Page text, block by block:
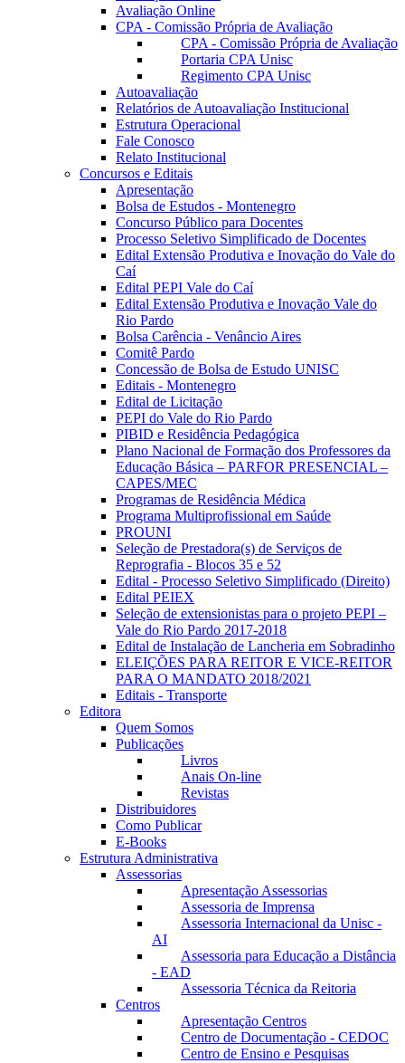
Avaliação Online
CPA - Comissão Própria de Avaliação
CPA - Comissão Própria de Avaliação
Portaria CPA Unisc
Regimento CPA Unisc
Autoavaliação
Relatórios de Autoavaliação Institucional
Estrutura Operacional
Fale Conosco
Relato Institucional
Concursos e Editais
Apresentação
Bolsa de Estudos - Montenegro
Concurso Público para Docentes
Processo Seletivo Simplificado de Docentes
Edital Extensão Produtiva e Inovação do Vale do
Caí
Edital PEPI Vale do Caí
Edital Extensão Produtiva e Inovação Vale do
Rio Pardo
Bolsa Carência - Venâncio Aires
Comitê Pardo
Concessão de Bolsa de Estudo UNISC
Editais - Montenegro
Edital de Licitação
PEPI do Vale do Rio Pardo
PIBID e Residência Pedagógica
Plano Nacional de Formação dos Professores da
Educação Básica – PARFOR PRESENCIAL –
CAPES/MEC
Programas de Residência Médica
Programa Multiprofissional em Saúde
PROUNI
Seleção de Prestadora(s) de Serviços de
Reprografia - Blocos 35 e 52
Edital - Processo Seletivo Simplificado (Direito)
Edital PEIEX
Seleção de extensionistas para o projeto PEPI –
Vale do Rio Pardo 2017-2018
Edital de Instalação de Lancheria em Sobradinho
ELEIÇÕES PARA REITOR E VICE-REITOR
PARA O MANDATO 2018/2021
Editais - Transporte
Editora
Quem Somos
Publicações
Livros
Anais On-line
Revistas
Distribuidores
Como Publicar
E-Books
Estrutura Administrativa
Assessorias
Apresentação Assessorias
Assessoria de Imprensa
Assessoria Internacional da Unisc -
AI
Assessoria para Educação a Distância
- EAD
Assessoria Técnica da Reitoria
Centros
Apresentação Centros
Centro de Documentação - CEDOC
Centro de Ensino e Pesquisas